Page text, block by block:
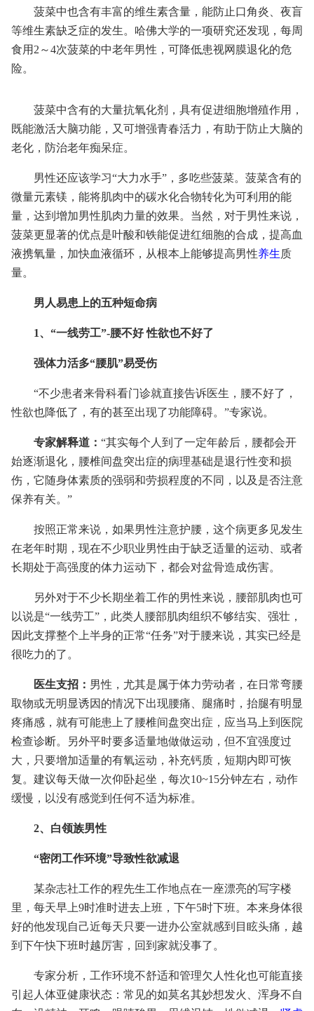
菠菜中也含有丰富的维生素含量，能防止口角炎、夜盲
等维生素缺乏症的发生。哈佛大学的一项研究还发现，每周
食用2～4次菠菜的中老年男性，可降低患视网膜退化的危
险。
菠菜中含有的大量抗氧化剂，具有促进细胞增殖作用，
既能激活大脑功能，又可增强青春活力，有助于防止大脑的
老化，防治老年痴呆症。
男性还应该学习“大力水手”，多吃些菠菜。菠菜含有的
微量元素镁，能将肌肉中的碳水化合物转化为可利用的能
量，达到增加男性肌肉力量的效果。当然，对于男性来说，
菠菜更显著的优点是叶酸和铁能促进红细胞的合成，提高血
液携氧量，加快血液循环，从根本上能够提高男性养生质
量。
男人易患上的五种短命病
1、“一线劳工”-腰不好 性欲也不好了
强体力活多“腰肌”易受伤
“不少患者来骨科看门诊就直接告诉医生，腰不好了，
性欲也降低了，有的甚至出现了功能障碍。”专家说。
专家解释道： “其实每个人到了一定年龄后，腰都会开
始逐渐退化，腰椎间盘突出症的病理基础是退行性变和损
伤，它随身体素质的强弱和劳损程度的不同，以及是否注意
保养有关。”
按照正常来说，如果男性注意护腰，这个病更多见发生
在老年时期，现在不少职业男性由于缺乏适量的运动、或者
长期处于高强度的体力运动下，都会对盆骨造成伤害。
另外对于不少长期坐着工作的男性来说，腰部肌肉也可
以说是“一线劳工”，此类人腰部肌肉组织不够结实、强壮，
因此支撑整个上半身的正常“任务”对于腰来说，其实已经是
很吃力的了。
医生支招： 男性，尤其是属于体力劳动者，在日常弯腰
取物或无明显诱因的情况下出现腰痛、腿痛时，抬腿有明显
疼痛感，就有可能患上了腰椎间盘突出症，应当马上到医院
检查诊断。另外平时要多适量地做做运动，但不宜强度过
大，只要增加适量的有氧运动，补充钙质，短期内即可恢
复。建议每天做一次仰卧起坐，每次10~15分钟左右，动作
缓慢，以没有感觉到任何不适为标准。
2、白领族男性
“密闭工作环境”导致性欲减退
某杂志社工作的程先生工作地点在一座漂亮的写字楼
里，每天早上9时准时进去上班，下午5时下班。本来身体很
好的他发现自己近每天只要一进办公室就感到目眩头痛，越
到下午快下班时越厉害，回到家就没事了。
专家分析，工作环境不舒适和管理欠人性化也可能直接
引起人体亚健康状态：常见的如莫名其妙想发火、浑身不自